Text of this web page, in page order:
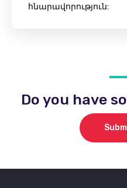
հնարավորություն:
Do you have